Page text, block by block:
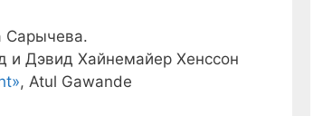
Сарычева.
и Дэвид Хайнемайер Хенссон
, Atul Gawande